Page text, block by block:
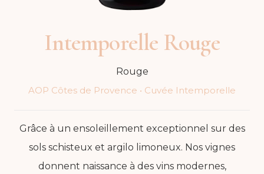
Intemporelle Rouge
Rouge
AOP Côtes de Provence • Cuvée Intemporelle
Grâce à un ensoleillement exceptionnel sur des
sols schisteux et argilo limoneux. Nos vignes
donnent naissance à des vins modernes,